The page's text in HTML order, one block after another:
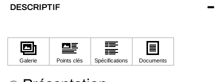
DESCRIPTIF